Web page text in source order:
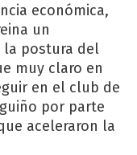
económica,
un
la postura del
muy claro en
en el club de
por parte
aceleraron la